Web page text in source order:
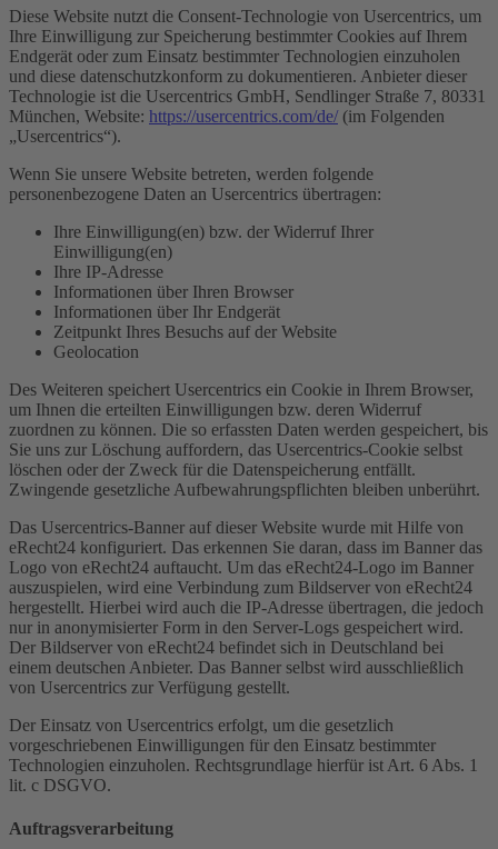
Diese Website nutzt die Consent-Technologie von Usercentrics, um
Ihre Einwilligung zur Speicherung bestimmter Cookies auf Ihrem
Endgerät oder zum Einsatz bestimmter Technologien einzuholen
und diese datenschutzkonform zu dokumentieren. Anbieter dieser
Technologie ist die Usercentrics GmbH, Sendlinger Straße 7, 80331
München, Website: https://usercentrics.com/de/ (im Folgenden
„Usercentrics“).
Wenn Sie unsere Website betreten, werden folgende
personenbezogene Daten an Usercentrics übertragen:
Ihre Einwilligung(en) bzw. der Widerruf Ihrer
Einwilligung(en)
Ihre IP-Adresse
Informationen über Ihren Browser
Informationen über Ihr Endgerät
Zeitpunkt Ihres Besuchs auf der Website
Geolocation
Des Weiteren speichert Usercentrics ein Cookie in Ihrem Browser,
um Ihnen die erteilten Einwilligungen bzw. deren Widerruf
zuordnen zu können. Die so erfassten Daten werden gespeichert, bis
Sie uns zur Löschung auffordern, das Usercentrics-Cookie selbst
löschen oder der Zweck für die Datenspeicherung entfällt.
Zwingende gesetzliche Aufbewahrungspflichten bleiben unberührt.
Das Usercentrics-Banner auf dieser Website wurde mit Hilfe von
eRecht24 konfiguriert. Das erkennen Sie daran, dass im Banner das
Logo von eRecht24 auftaucht. Um das eRecht24-Logo im Banner
auszuspielen, wird eine Verbindung zum Bildserver von eRecht24
hergestellt. Hierbei wird auch die IP-Adresse übertragen, die jedoch
nur in anonymisierter Form in den Server-Logs gespeichert wird.
Der Bildserver von eRecht24 befindet sich in Deutschland bei
einem deutschen Anbieter. Das Banner selbst wird ausschließlich
von Usercentrics zur Verfügung gestellt.
Der Einsatz von Usercentrics erfolgt, um die gesetzlich
vorgeschriebenen Einwilligungen für den Einsatz bestimmter
Technologien einzuholen. Rechtsgrundlage hierfür ist Art. 6 Abs. 1
lit. c DSGVO.
Auftragsverarbeitung